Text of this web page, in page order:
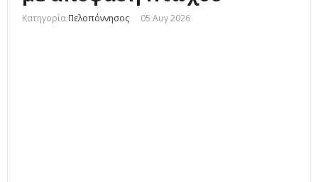
Κατηγορία Πελοπόννησος 05 Αυγ 2026